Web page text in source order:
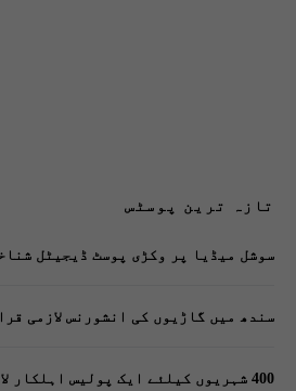
تازہ ترین پوسٹس
سوشل میڈیا پر وکڑی پوسٹ ڈیجیٹل
سندھ میں گاڑیوں کی انشورنس لازمی
400 شہریوں کیلئے ایک پولیس اہلکار